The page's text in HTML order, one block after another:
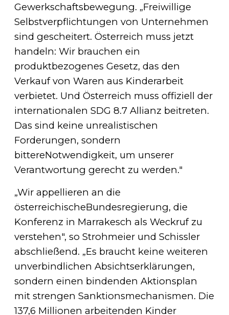
Gewerkschaftsbewegung. „Freiwillige
Selbstverpflichtungen von Unternehmen
sind gescheitert. Österreich muss jetzt
handeln: Wir brauchen ein
produktbezogenes Gesetz, das den
Verkauf von Waren aus Kinderarbeit
verbietet. Und Österreich muss offiziell der
internationalen SDG 8.7 Allianz beitreten.
Das sind keine unrealistischen
Forderungen, sondern
bittereNotwendigkeit, um unserer
Verantwortung gerecht zu werden."
„Wir appellieren an die
österreichischeBundesregierung, die
Konferenz in Marrakesch als Weckruf zu
verstehen", so Strohmeier und Schissler
abschließend. „Es braucht keine weiteren
unverbindlichen Absichtserklärungen,
sondern einen bindenden Aktionsplan
mit strengen Sanktionsmechanismen. Die
137,6 Millionen arbeitenden Kinder